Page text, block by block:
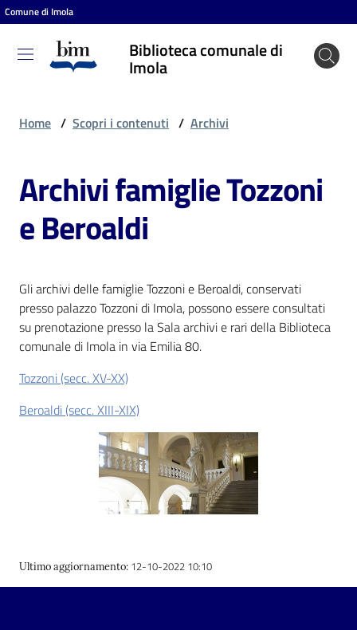
Vai al contenuto
Vai alla navigazione
Vai al footer
Comune di Imola
Biblioteca comunale di
Imola
Biblioteca
comunale
Entra
Cosa
fare
Scopri
contenuti
Casa
Home / Scopri i contenuti / Archivi
Archivi famiglie Tozzoni
e Beroaldi
Gli archivi delle famiglie Tozzoni e Beroaldi, conservati
presso palazzo Tozzoni di Imola, possono essere consultati
su prenotazione presso la Sala archivi e rari della Biblioteca
comunale di Imola in via Emilia 80.
Tozzoni (secc. XV-XX)
Beroaldi (secc. XIII-XIX)
Ultimo aggiornamento: 12-10-2022 10:10